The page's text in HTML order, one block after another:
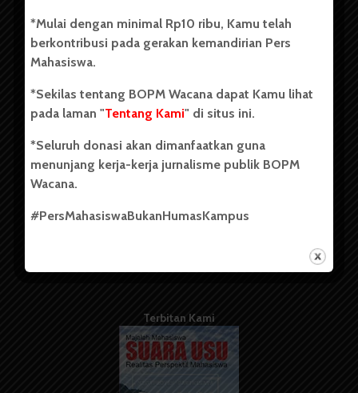
berdiri pada 1 Juli 1995.
Kontribusi
Info Iklan
Pedoman Media Siber
Kode Etik Jurnalistik
Terbitan Kami
*Mulai dengan minimal Rp10 ribu, Kamu telah
berkontribusi pada gerakan kemandirian Pers
Mahasiswa.
*Sekilas tentang BOPM Wacana dapat Kamu lihat
pada laman "Tentang Kami" di situs ini.
*Seluruh donasi akan dimanfaatkan guna
menunjang kerja-kerja jurnalisme publik BOPM
Wacana.
#PersMahasiswaBukanHumasKampus